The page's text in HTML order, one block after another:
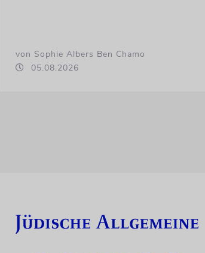
von Sophie Albers Ben Chamo
05.08.2026